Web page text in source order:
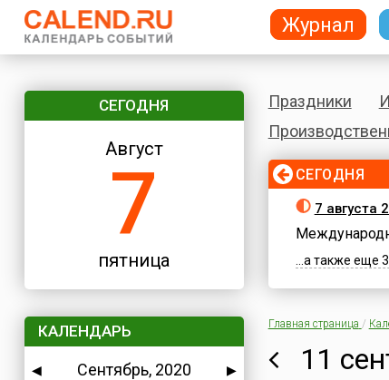
СЕГОДНЯ
Август
7
пятница
КАЛЕНДАРЬ
◀ Сентябрь, 2020
▶
Праздники
СЕГОДНЯ
7 августа
...а также еще
Главная страница /
11
Журнал